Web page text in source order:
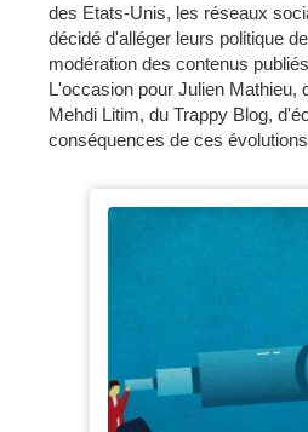
des Etats-Unis, les réseaux
décidé d'alléger leurs politique
modération des contenus
L'occasion pour Julien Mathieu,
Mehdi Litim, du Trappy Blog,
conséquences de ces